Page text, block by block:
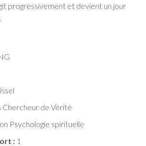
progressivement et devient un jour
Chercheur de Vérité
Psychologie spirituelle
: 1